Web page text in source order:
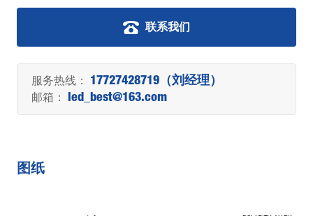
联系我们
服务热线： 17727428719（刘经理）
邮箱： led_best@163.com
图纸